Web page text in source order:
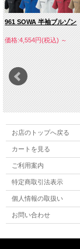
961 SOWA 半袖ブルゾン
価格:4,554円(税込)～
お店のトップへ戻る
カートを見る
ご利用案内
特定商取引法表示
個人情報の取扱い
お問い合わせ